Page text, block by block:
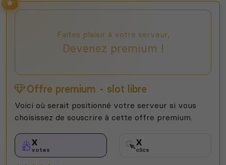
Faites plaisir à votre serveur,
Devenez premium !
Offre premium - slot libre
Voici où serait positionné votre serveur si vous
choisissez de souscrire à cette offre premium.
X
votes
X
clics